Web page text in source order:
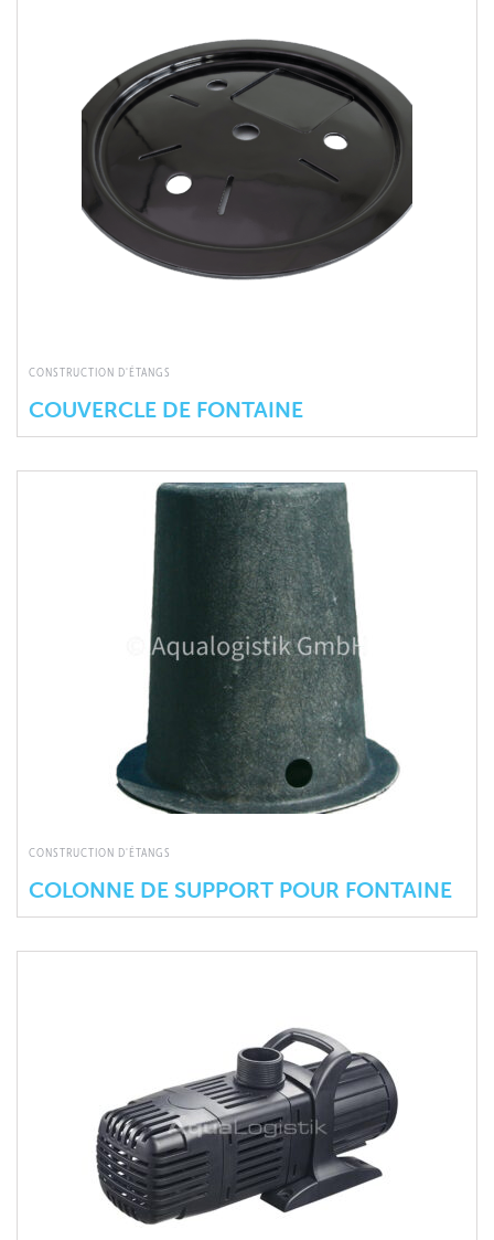
CONSTRUCTION D'ÉTANGS
COUVERCLE DE FONTAINE
CONSTRUCTION D'ÉTANGS
COLONNE DE SUPPORT POUR FONTAINE